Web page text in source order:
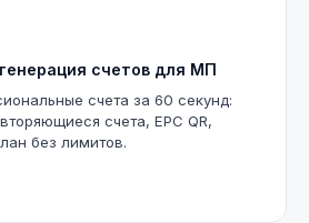
счетов для МП
счета за 60 секунд:
счета, EPC QR,
без лимитов.